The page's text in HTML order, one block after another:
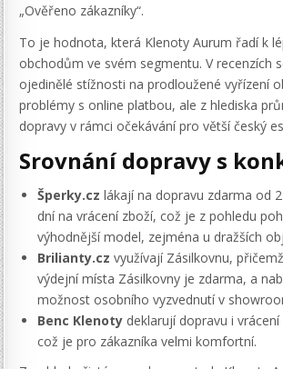
„Ověřeno zákazníky“.
To je hodnota, která Klenoty Aurum řadí k
obchodům ve svém segmentu. V recenzích
ojedinělé stížnosti na prodloužené vyřízení
problémy s online platbou, ale z hlediska
dopravy v rámci očekávání pro větší český
Srovnání dopravy s
Šperky.cz lákají na dopravu zdarma od
dní na vrácení zboží, což je z pohledu
výhodnější model, zejména u dražších
Brilianty.cz využívají Zásilkovnu,
výdejní místa Zásilkovny je zdarma, a
možnost osobního vyzvednutí v
Benc Klenoty deklarují dopravu i
což je pro zákazníka velmi komfortní.